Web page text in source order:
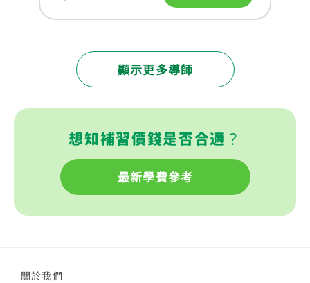
顯示更多導師
想知補習價錢是否合適？
最新學費參考
關於我們